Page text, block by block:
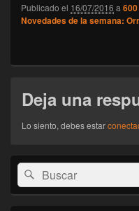
Publicado el 16/07/2016 a
Novedades de la semana:
Deja una
Lo siento, debes estar
área
de
widget
Buscar
por:
Buscar